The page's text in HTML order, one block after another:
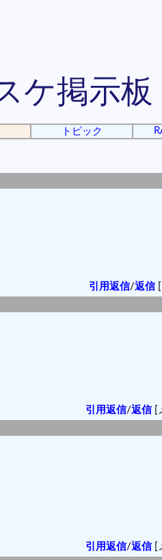
ケ掲示板
トピック
引用返信/返信[
引用返信/返信[
引用返信/返信[